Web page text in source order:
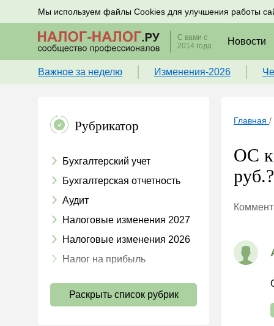
Мы используем файлы Cookies для улучшения работы
Подписывайтесь на новости по налогам, учету и
С вами с
2014 года
Новости
Важное за неделю Изменения-2026
Рубрикатор
Бухгалтерский учет
Бухгалтерская отчетность
Аудит
Налоговые изменения 2027
Налоговые изменения 2026
Налог на прибыль
Страховые взносы 2026
Раскрыть список рубрик
Главная /
ОС